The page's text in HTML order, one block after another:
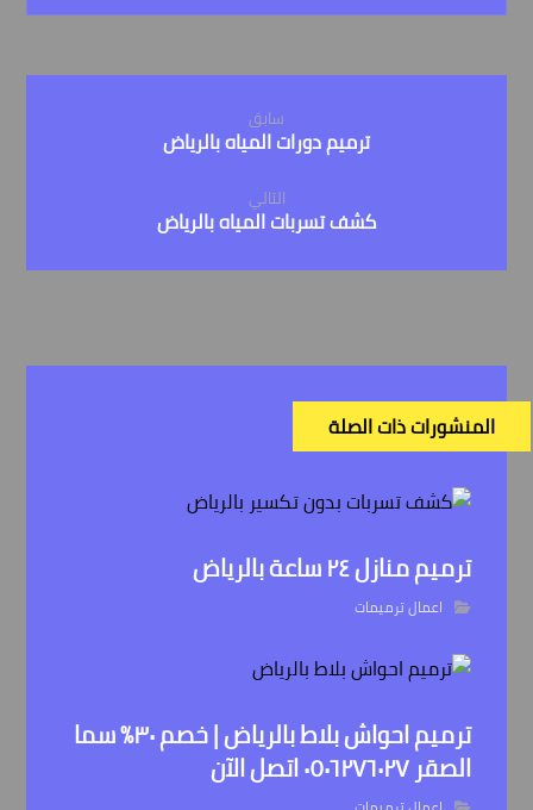
سابق
ترميم دورات المياه بالرياض
التالي
كشف تسربات المياه بالرياض
المنشورات ذات الصلة
ترميم منازل ٢٤ ساعة بالرياض
اعمال ترميمات
ترميم احواش بلاط بالرياض | خصم ٣٠% سما
الصقر ٠٥٠٦٢٧٦٠٢٧ اتصل الآن